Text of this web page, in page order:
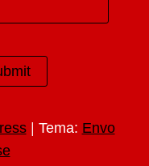
| Tema: Envo